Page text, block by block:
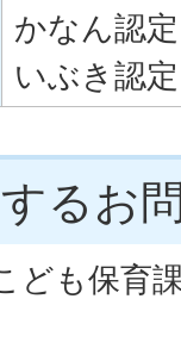
かなん認
いぶき認
るお
ども保育